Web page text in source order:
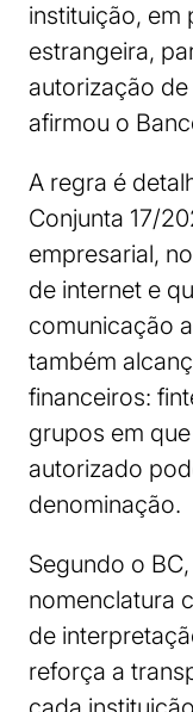
instituição, em
estrangeira,
autorização
afirmou o
A regra é
Conjunta 17/
empresarial,
de internet e
comunicação
também
financeiros:
grupos em
autorizado
denominação.
Segundo o
nomenclatura
de
reforça a